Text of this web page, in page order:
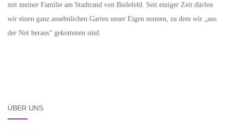
mit meiner Familie am Stadtrand von Bielefeld. Seit einiger Zeit dürfen
wir einen ganz ansehnlichen Garten unser Eigen nennen, zu dem wir „aus
der Not heraus“ gekommen sind.
ÜBER UNS